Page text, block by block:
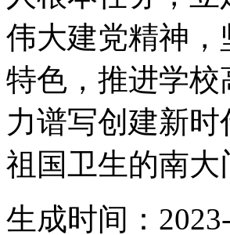
伟大建党精神，
特色，推进学
力谱写创建新
祖国卫生的南大
生成时间：